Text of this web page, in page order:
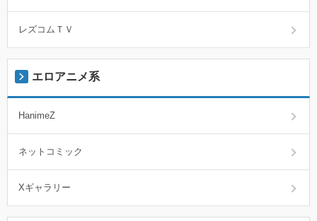
レズコムＴＶ
エロアニメ系
HanimeZ
ネットコミック
Xギャラリー